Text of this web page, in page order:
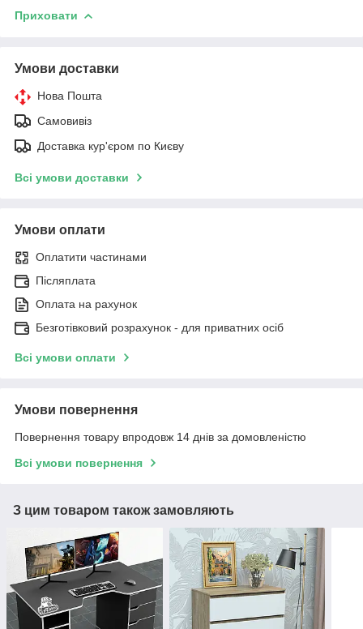
Приховати
Умови доставки
Нова Пошта
Самовивіз
Доставка кур'єром по Києву
Всі умови доставки
Умови оплати
Оплатити частинами
Післяплата
Оплата на рахунок
Безготівковий розрахунок - для приватних осіб
Всі умови оплати
Умови повернення
Повернення товару впродовж 14 днів за домовленістю
Всі умови повернення
З цим товаром також замовляють